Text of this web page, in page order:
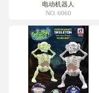
电动机器人
NO. 6060